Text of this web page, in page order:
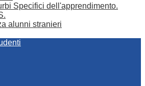
Specifici dell'apprendimento.
alunni stranieri